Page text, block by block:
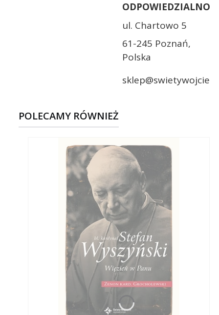
ul. Chartowo 5
61-245 Poznań,
Polska
POLECAMY RÓWNIEŻ